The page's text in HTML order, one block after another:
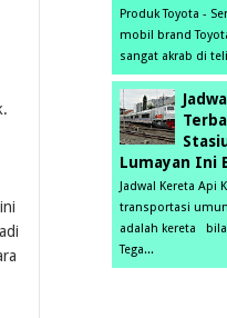
Produk Toyota -
mobil brand
sangat akrab di
Lumayan Ini
Jadwal Kereta Api
transportasi
adalah kereta
Tega...